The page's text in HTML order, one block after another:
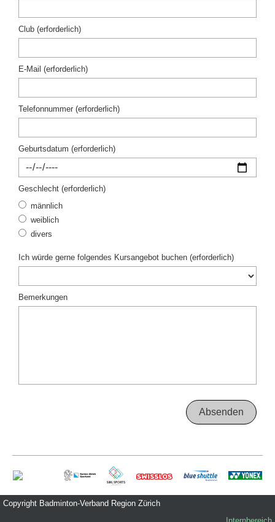
Club (erforderlich)
E-Mail (erforderlich)
Telefonnummer (erforderlich)
Geburtsdatum (erforderlich)
Geschlecht (erforderlich)
männlich
weiblich
divers
Ich würde gerne folgendes Kursangebot buchen (erforderlich)
Bemerkungen
Copyright Badminton-Verband Region Zürich